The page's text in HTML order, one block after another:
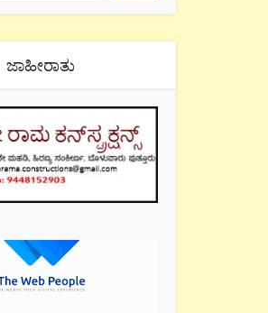
ಜಾಹೀರಾತು